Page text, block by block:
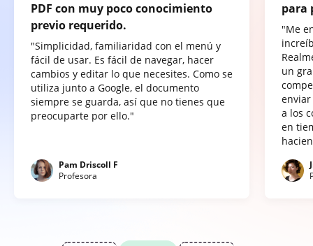
PDF con muy poco conocimiento
previo requerido.
"Simplicidad, familiaridad con el menú y
fácil de usar. Es fácil de navegar, hacer
cambios y editar lo que necesites. Como se
utiliza junto a Google, el documento
siempre se guarda, así que no tienes que
preocuparte por ello."
Pam Driscoll F
Profesora
para
"Me
un
a los
en